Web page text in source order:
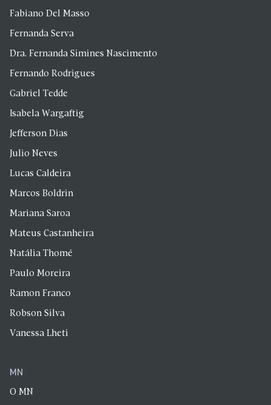
Fabiano Del Masso
Fernanda Serva
Dra. Fernanda Simines Nascimento
Fernando Rodrigues
Gabriel Tedde
Isabela Wargaftig
Jefferson Dias
Julio Neves
Lucas Caldeira
Marcos Boldrin
Mariana Saroa
Mateus Castanheira
Natália Thomé
Paulo Moreira
Ramon Franco
Robson Silva
Vanessa Lheti
MN
O MN